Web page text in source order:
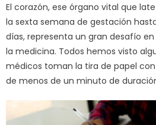
El corazón, ese órgano vital que
la sexta semana de gestación
días, representa un gran desafío
la medicina. Todos hemos visto
médicos toman la tira de papel
de menos de un minuto de